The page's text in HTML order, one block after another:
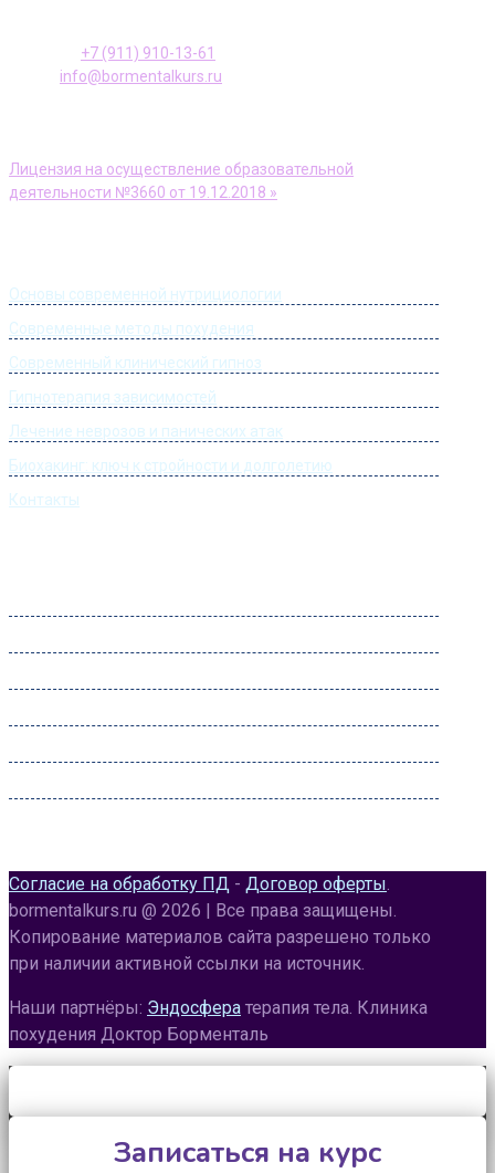
+7 (911) 910-13-61
info@bormentalkurs.ru
Лицензия на осуществление образовательной
деятельности №3660 от 19.12.2018 »
Основы современной нутрициологии
Современные методы похудения
Современный клинический гипноз
Гипнотерапия зависимостей
Лечение неврозов и панических атак
Биохакинг: ключ к стройности и долголетию
Контакты
Согласие на обработку ПД - Договор оферты.
bormentalkurs.ru @ 2026 | Все права защищены.
Копирование материалов сайта разрешено только
при наличии активной ссылки на источник.
Наши партнёры: Эндосфера терапия тела. Клиника
похудения Доктор Борменталь
Записаться на курс